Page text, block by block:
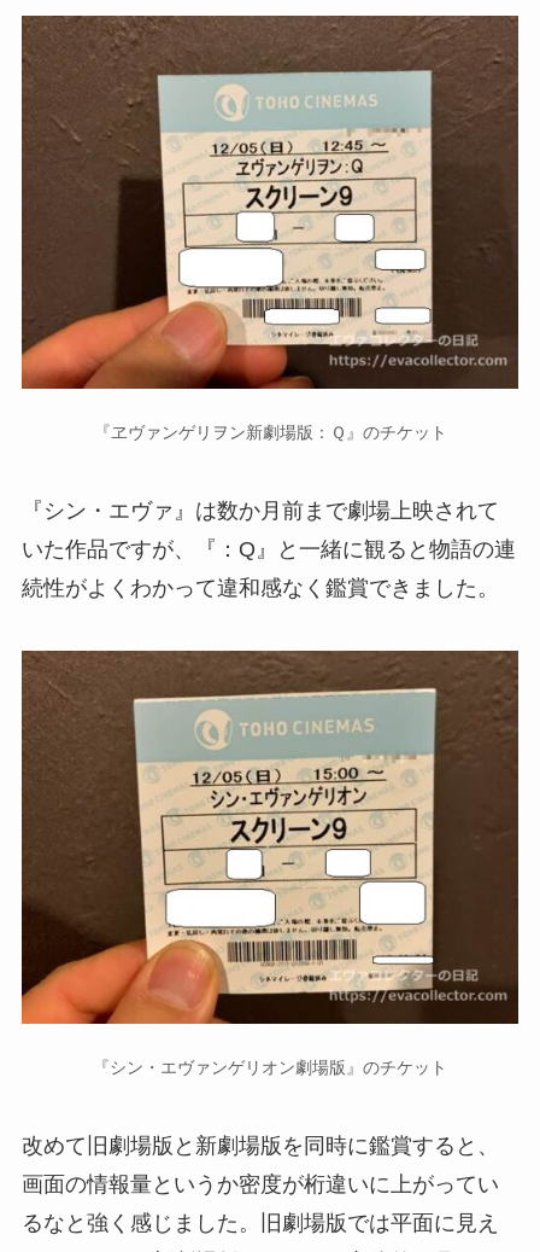
『ヱヴァンゲリヲン新劇場版：Ｑ』のチケット
『シン・エヴァ』は数か月前まで劇場上映されて
いた作品ですが、『：Q』と一緒に観ると物語の連
続性がよくわかって違和感なく鑑賞できました。
『シン・エヴァンゲリオン劇場版』のチケット
改めて旧劇場版と新劇場版を同時に鑑賞すると、
画面の情報量というか密度が桁違いに上がってい
るなと強く感じました。旧劇場版では平面に見え